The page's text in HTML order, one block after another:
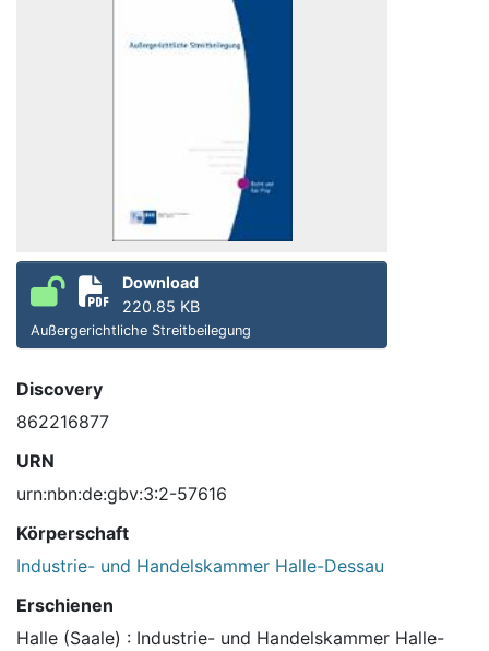
Download
220.85 KB
Außergerichtliche Streitbeilegung
Discovery
862216877
URN
urn:nbn:de:gbv:3:2-57616
Körperschaft
Industrie- und Handelskammer Halle-Dessau
Erschienen
Halle (Saale) : Industrie- und Handelskammer Halle-